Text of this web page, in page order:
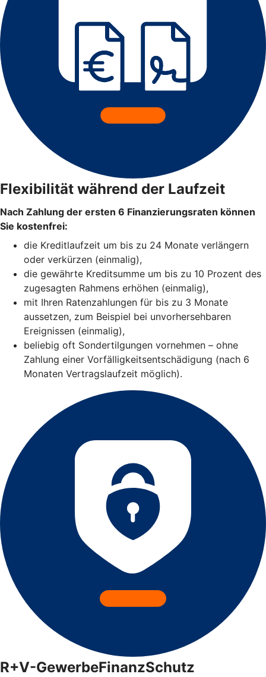
Flexibilität während der Laufzeit
Nach Zahlung der ersten 6 Finanzierungsraten können
Sie kostenfrei:
die Kreditlaufzeit um bis zu 24 Monate verlängern
oder verkürzen (einmalig),
die gewährte Kreditsumme um bis zu 10 Prozent des
zugesagten Rahmens erhöhen (einmalig),
mit Ihren Ratenzahlungen für bis zu 3 Monate
aussetzen, zum Beispiel bei unvorhersehbaren
Ereignissen (einmalig),
beliebig oft Sondertilgungen vornehmen – ohne
Zahlung einer Vorfälligkeitsentschädigung (nach 6
Monaten Vertragslaufzeit möglich).
R+V-GewerbeFinanzSchutz